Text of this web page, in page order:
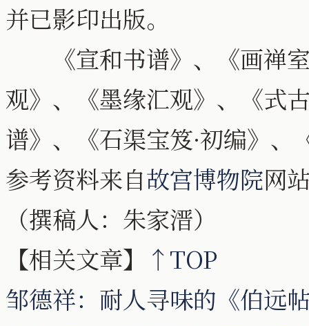
并已影印出版。
《宣和书谱》、《画禅室
观》、《墨缘汇观》、《式
谱》、《石渠宝笈·初编》
参考资料来自故宫博物院网
（撰稿人：朱家溍）
【相关文章】
↑TOP
邹德祥：耐人寻味的《伯远